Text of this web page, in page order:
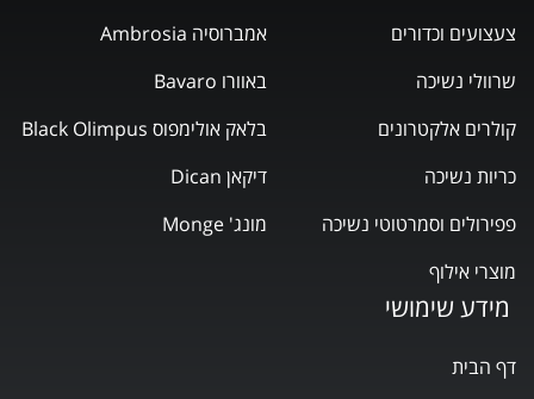
מידע שימושי
דף הבית
אמברוסיה Ambrosia
באוורו Bavaro
בלאק אולימפוס Black Olimpus
דיקאן Dican
מונג' Monge
צעצועים וכדורים
שרוולי נשיכה
קולרים אלקטרונים
כריות נשיכה
פפירולים וסמרטוטי נשיכה
מוצרי אילוף